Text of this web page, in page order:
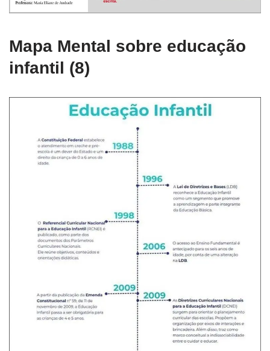
Mapa Mental sobre educação
infantil (8)